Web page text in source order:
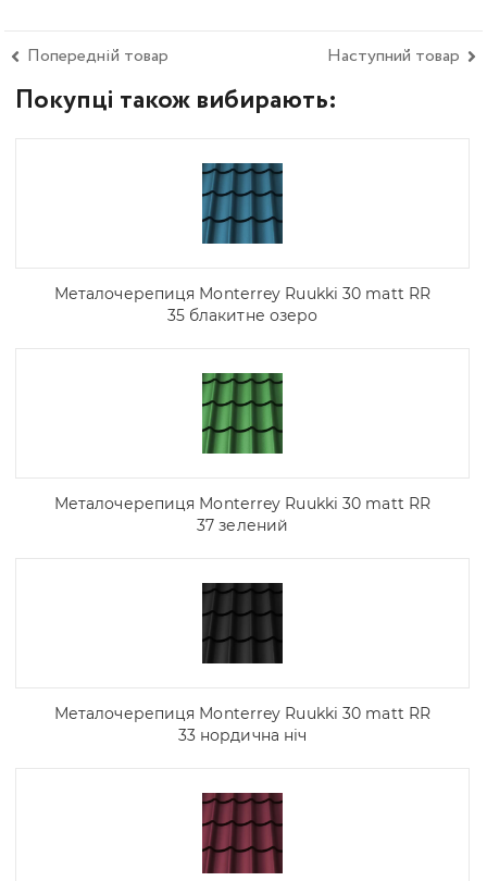
Попередній товар Наступний товар
Покупці також вибирають:
Металочерепиця Моntеrrey Ruukki 30 matt RR
35 блакитне озеро
Металочерепиця Моntеrrey Ruukki 30 matt RR
37 зелений
Металочерепиця Моntеrrey Ruukki 30 matt RR
33 нордична ніч